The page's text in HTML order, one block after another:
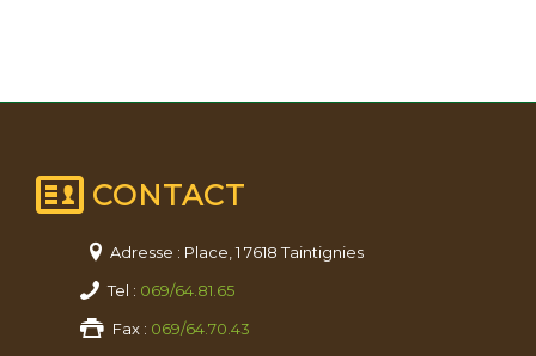
CONTACT
Adresse : Place, 1 7618 Taintignies
Tel : 069/64.81.65
Fax : 069/64.70.43